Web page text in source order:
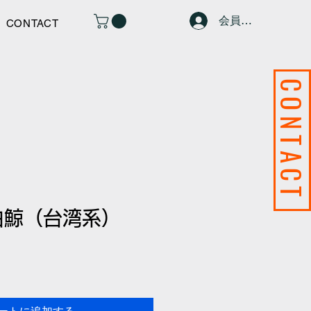
CONTACT
CONTACT 会員ページ
（台湾系）